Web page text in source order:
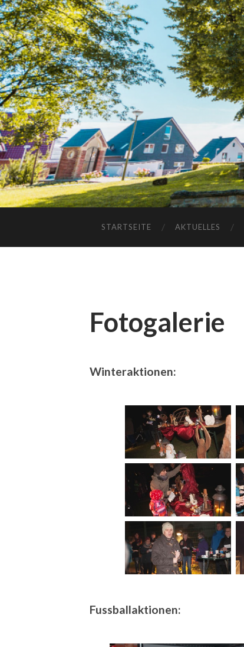
STARTSEITE AKTUELLES
Fotogalerie
Winteraktionen:
Fussballaktionen: